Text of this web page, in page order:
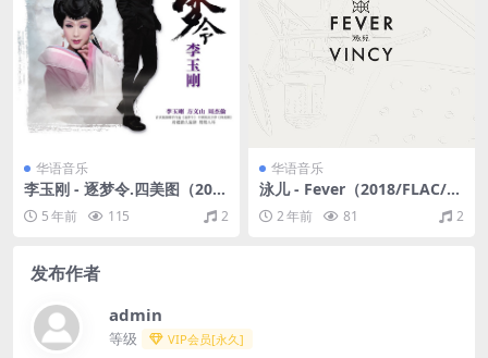
华语音乐
李玉刚 - 逐梦令.四美图（201
1/FLAC/分轨/349M）
5 年前 115 2
华语音乐
泳儿 - Fever（2018/FLAC/分
轨/192M）
2 年前 81 2
发布作者
admin
等级 VIP会员[永久]